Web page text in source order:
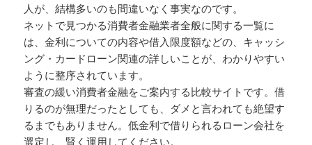
人が、結構多いのも間違いなく事実なのです。
ネットで見つかる消費者金融業者全般に関する一覧に
は、金利についての内容や借入限度額などの、キャッシ
ング・カードローン関連の詳しいことが、わかりやすい
ように整序されています。
審査の緩い消費者金融をご案内する比較サイトです。借
りるのが無理だったとしても、ダメと言われても絶望す
るまでもありません。低金利で借りられるローン会社を
選定し、賢く運用してください。